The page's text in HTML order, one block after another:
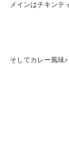
メインはチキンテ
そしてカレー風味